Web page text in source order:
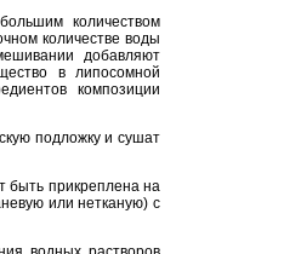
количеством
количестве воды
добавляют
в липосомной
композиции
подложку и сушат
быть прикреплена на
или нетканую) с